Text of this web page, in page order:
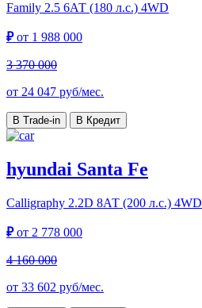
Family 2.5 6АТ (180 л.с.) 4WD
₽от 1 988 000
3 370 000
от 24 047 руб/мес.
В Trade-in В Кредит
hyundai Santa Fe
Calligraphy 2.2D 8АТ (200 л.с.) 4WD
₽от 2 778 000
4 160 000
от 33 602 руб/мес.